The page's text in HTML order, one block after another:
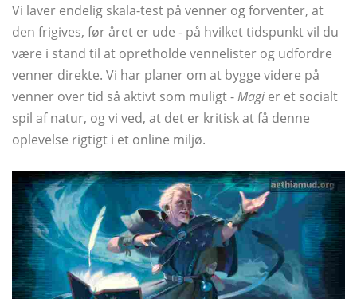
Vi laver endelig skala-test på venner og forventer, at
den frigives, før året er ude - på hvilket tidspunkt vil du
være i stand til at opretholde vennelister og udfordre
venner direkte. Vi har planer om at bygge videre på
venner over tid så aktivt som muligt -Magi er et socialt
spil af natur, og vi ved, at det er kritisk at få denne
oplevelse rigtigt i et online miljø.